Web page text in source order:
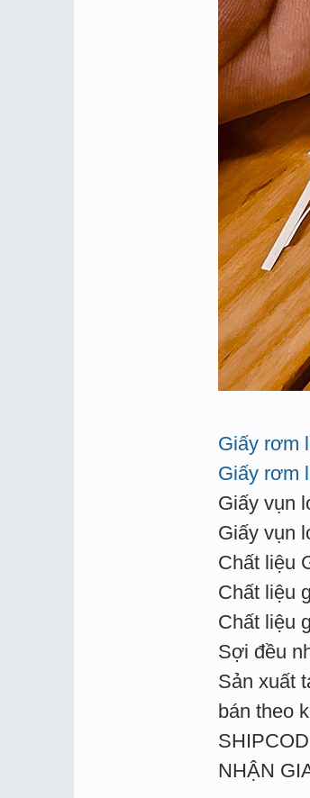
Giấy rơm
Giấy rơm
Giấy vụn
Giấy vụn
Chất liệu
Chất liệu
Chất liệu
Sợi đều
Sản xuất
bán theo
NHẬN